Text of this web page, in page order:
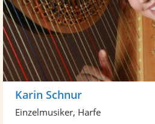
Karin Schnur
Einzelmusiker, Harfe